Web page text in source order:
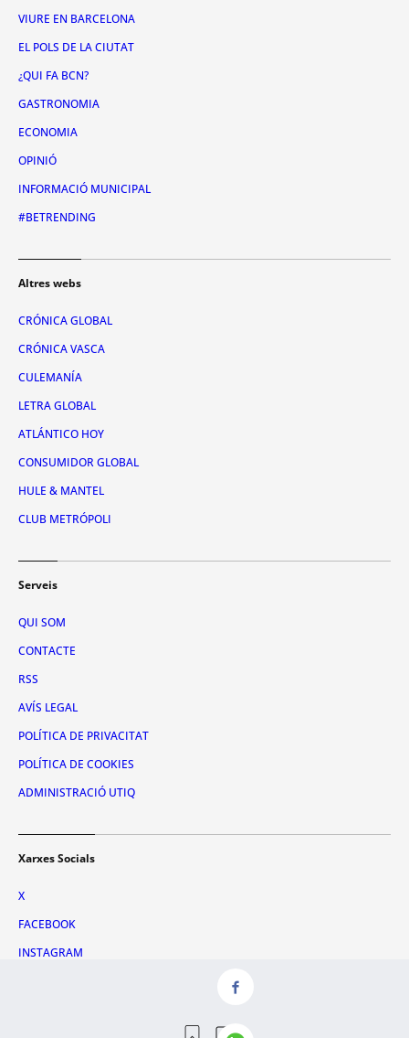
VIURE EN BARCELONA
EL POLS DE LA CIUTAT
¿QUI FA BCN?
GASTRONOMIA
ECONOMIA
OPINIÓ
INFORMACIÓ MUNICIPAL
#BETRENDING
Altres webs
CRÓNICA GLOBAL
CRÓNICA VASCA
CULEMANÍA
LETRA GLOBAL
ATLÁNTICO HOY
CONSUMIDOR GLOBAL
HULE & MANTEL
CLUB METRÓPOLI
Serveis
QUI SOM
CONTACTE
RSS
AVÍS LEGAL
POLÍTICA DE PRIVACITAT
POLÍTICA DE COOKIES
ADMINISTRACIÓ UTIQ
Xarxes Socials
X
FACEBOOK
INSTAGRAM